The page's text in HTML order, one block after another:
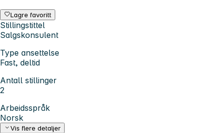
Lagre favoritt
Stillingstittel
Salgskonsulent
Type ansettelse
Fast, deltid
Antall stillinger
2
Arbeidsspråk
Norsk
Vis flere detaljer